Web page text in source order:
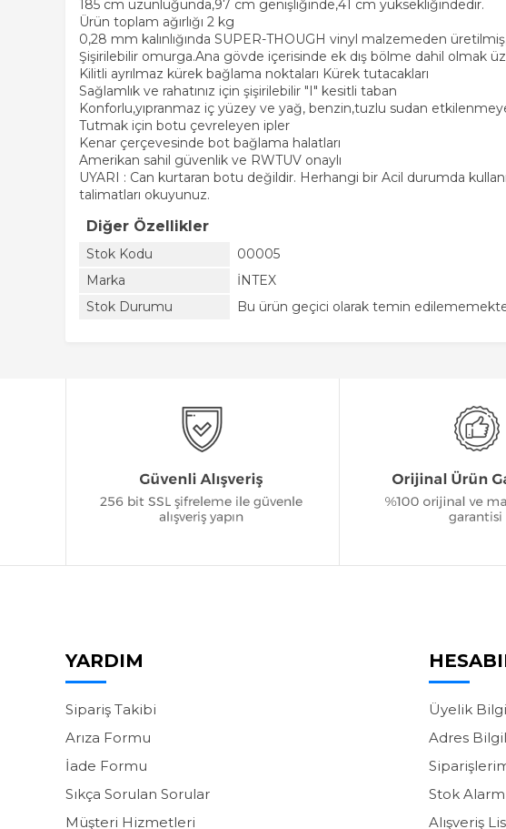
185 cm uzunluğunda,97 cm genişliğinde,41 cm yüksekliğindedir.
Ürün toplam ağırlığı 2 kg
0,28 mm kalınlığında SUPER-THOUGH vinyl malzemeden
Şişirilebilir omurga.Ana gövde içerisinde ek dış bölme dahil olmak
Kilitli ayrılmaz kürek bağlama noktaları Kürek tutacakları
Sağlamlık ve rahatınız için şişirilebilir "I" kesitli taban
Konforlu,yıpranmaz iç yüzey ve yağ, benzin,tuzlu sudan
Tutmak için botu çevreleyen ipler
Kenar çerçevesinde bot bağlama halatları
Amerikan sahil güvenlik ve RWTUV onaylı
UYARI : Can kurtaran botu değildir. Herhangi bir Acil durumda
talimatları okuyunuz.
Diğer Özellikler
Stok Kodu
00005
Marka
İNTEX
Stok Durumu
Bu ürün geçici olarak temin
YARDIM
Sipariş Takibi
Arıza Formu
İade Formu
Sıkça Sorulan Sorular
Müşteri Hizmetleri
Üyelik
Adres
Stok
Alışveriş